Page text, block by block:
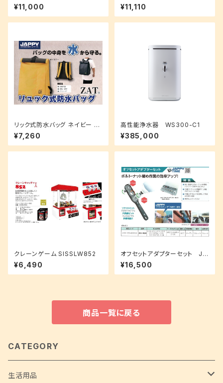
¥11,000 ¥11,110
リック式防水バッグ ネイビー カ
¥7,260
高性能浄水器 WS300-C1
¥385,000
クレーンゲーム SISSLW852
¥6,490
オフセットアダプターセット JO
A-1024
¥16,500
商品一覧に戻る
CATEGORY
生活用品